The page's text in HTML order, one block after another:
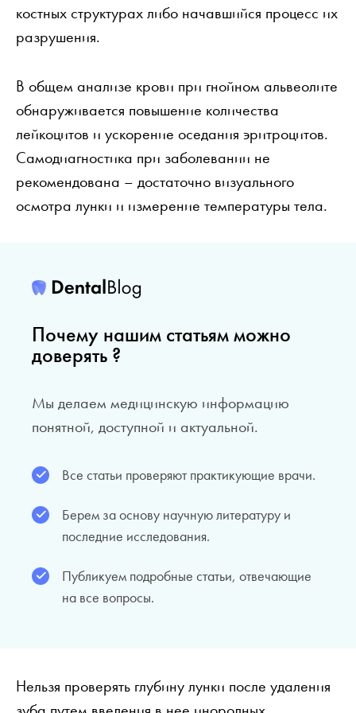
костных структурах либо начавшийся процесс их
разрушения.
В общем анализе крови при гнойном альвеолите
обнаруживается повышение количества
лейкоцитов и ускорение оседания эритроцитов.
Самодиагностика при заболевании не
рекомендована – достаточно визуального
осмотра лунки и измерение температуры тела.
Почему нашим статьям можно
доверять ?
Мы делаем медицинскую информацию
понятной, доступной и актуальной.
Все статьи проверяют практикующие врачи.
Берем за основу научную литературу и
последние исследования.
Публикуем подробные статьи, отвечающие
на все вопросы.
Нельзя проверять глубину лунки после удаления